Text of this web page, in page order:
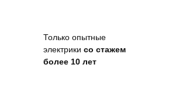
Только опытные
электрики со стажем
более 10 лет